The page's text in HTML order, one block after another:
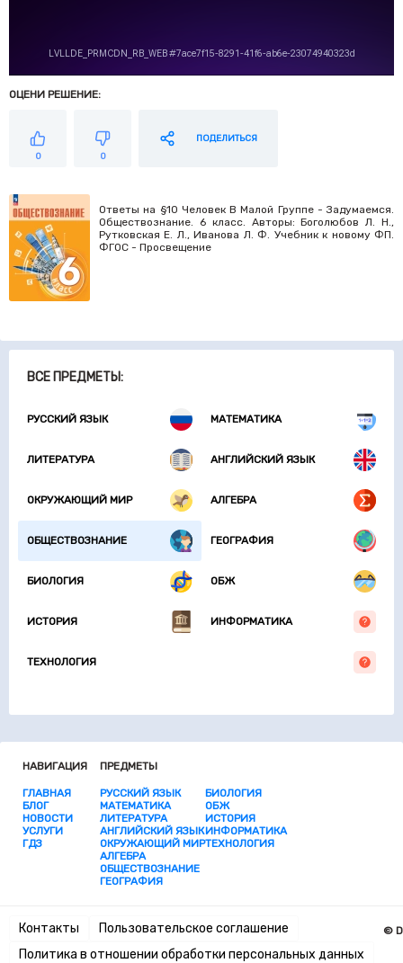
ВСЕ ПРЕДМЕТЫ:
РУССКИЙ ЯЗЫК МАТЕМАТИКА
ЛИТЕРАТУРА АНГЛИЙСКИЙ ЯЗЫК
ОКРУЖАЮЩИЙ МИР АЛГЕБРА
ОБЩЕСТВОЗНАНИЕ ГЕОГРАФИЯ
БИОЛОГИЯ ОБЖ
ИСТОРИЯ ИНФОРМАТИКА
ТЕХНОЛОГИЯ
ОЦЕНИ РЕШЕНИЕ:
0 0
ПОДЕЛИТЬСЯ
Ответы на §10 Человек В Малой Группе - Задумаемся.
Обществознание. 6 класс. Авторы: Боголюбов Л. Н.,
Рутковская Е. Л., Иванова Л. Ф. Учебник к новому ФП.
ФГОС - Просвещение
НАВИГАЦИЯ
ГЛАВНАЯ
БЛОГ
НОВОСТИ
УСЛУГИ
ГДЗ
ПРЕДМЕТЫ
РУССКИЙ ЯЗЫК
МАТЕМАТИКА
ЛИТЕРАТУРА
АНГЛИЙСКИЙ ЯЗЫК
ОКРУЖАЮЩИЙ МИР
АЛГЕБРА
ОБЩЕСТВОЗНАНИЕ
ГЕОГРАФИЯ
БИОЛОГИЯ
ОБЖ
ИСТОРИЯ
ИНФОРМАТИКА
ТЕХНОЛОГИЯ
Контакты
Пользовательское соглашение
Политика в отношении обработки персональных данных
©